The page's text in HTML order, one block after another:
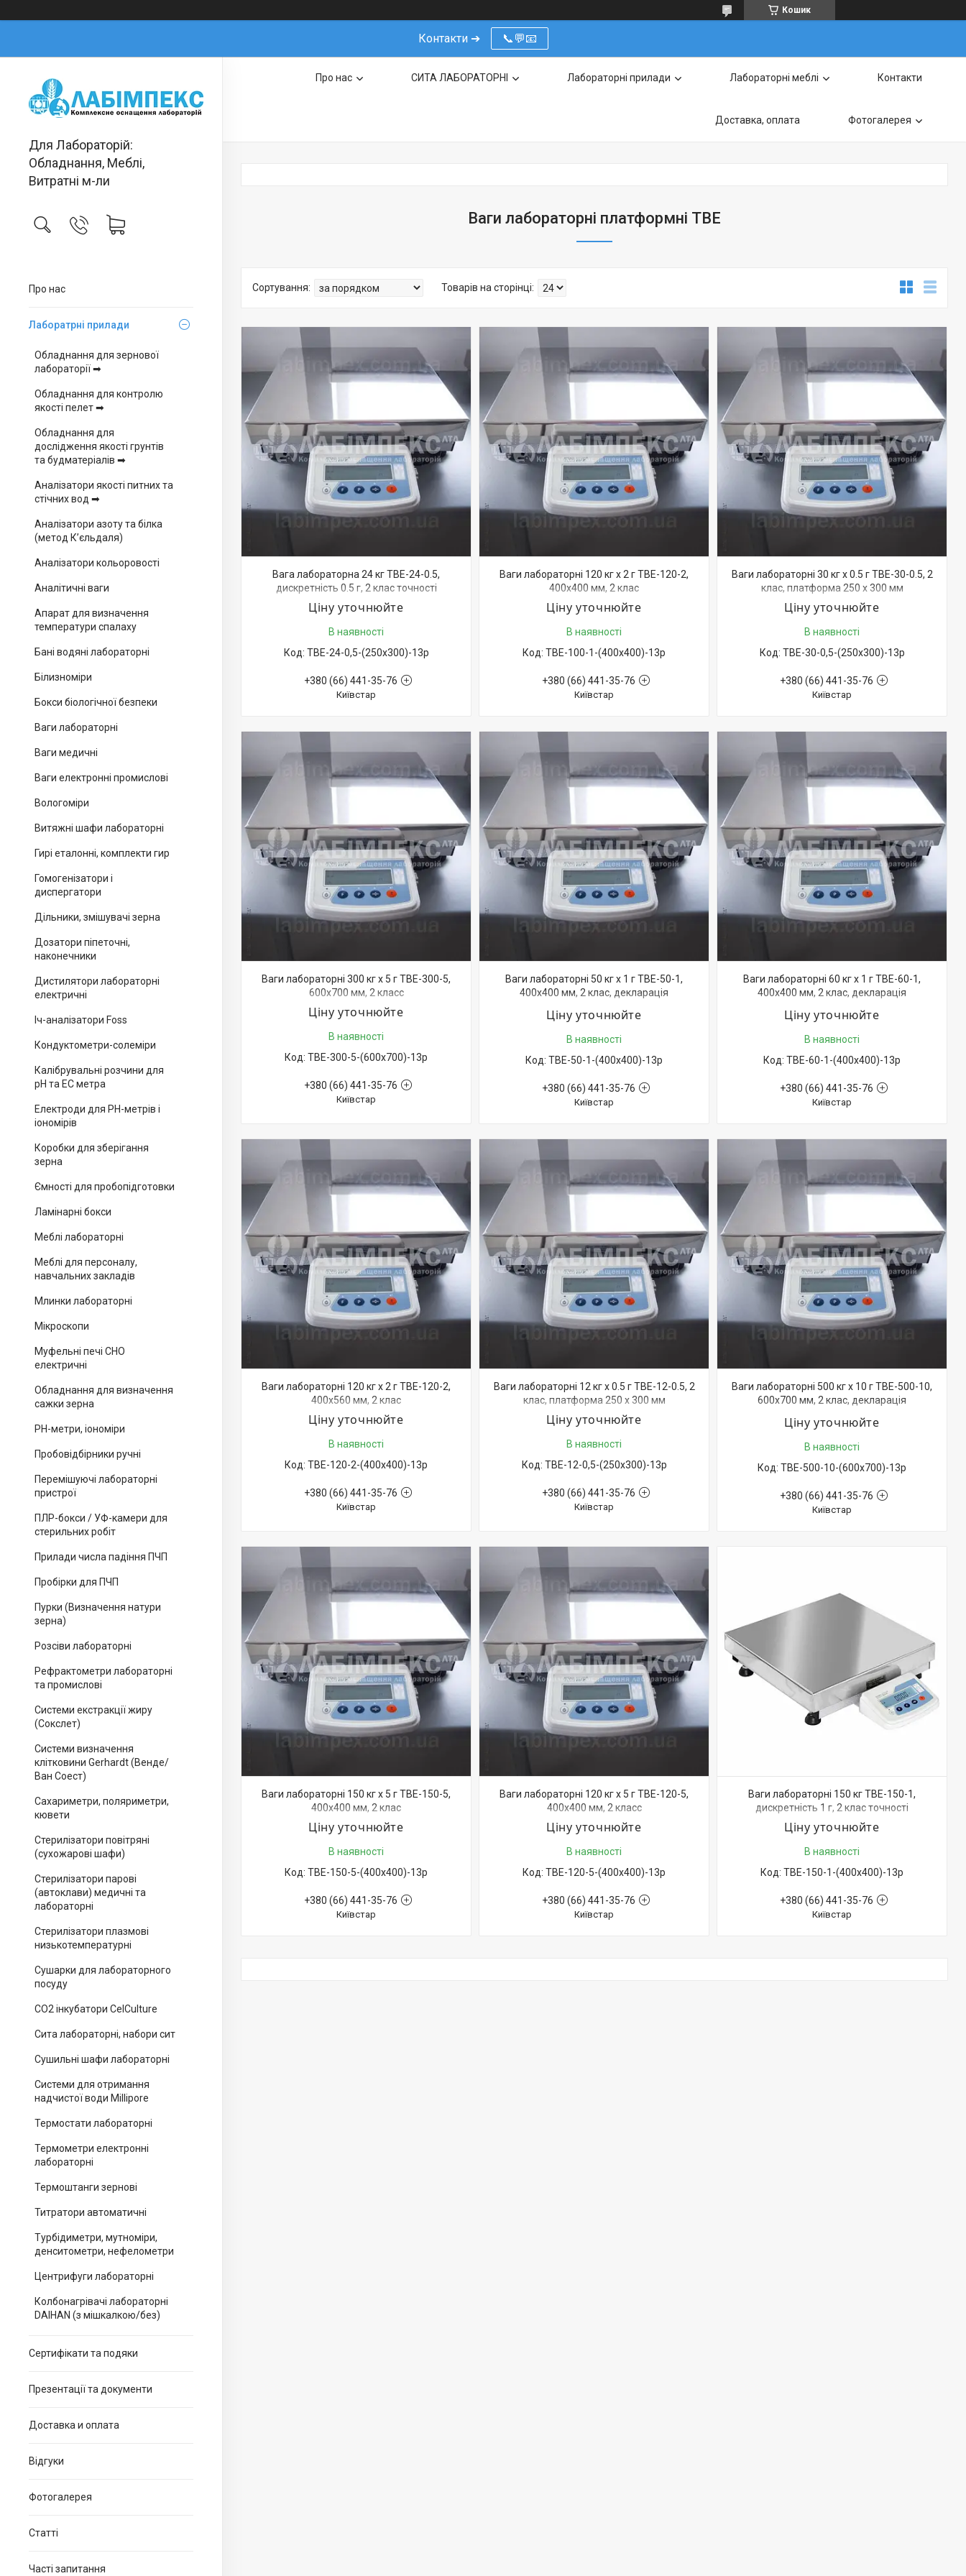
Кошик
Контакти ➔ 📞💬📧
Для Лабораторій:
Обладнання, Меблі,
Витратні м-ли
Про нас
Лаборатрні прилади
Обладнання для зернової
лабораторії ➡
Обладнання для контролю
якості пелет ➡
Обладнання для
дослідження якості грунтів
та будматеріалів ➡
Аналізатори якості питних та
стічних вод ➡
Аналізатори азоту та білка
(метод К’єльдаля)
Аналізатори кольоровості
Аналітичні ваги
Апарат для визначення
температури спалаху
Бані водяні лабораторні
Білизноміри
Бокси біологічної безпеки
Ваги лабораторні
Ваги медичні
Ваги електронні промислові
Вологоміри
Витяжні шафи лабораторні
Гирі еталонні, комплекти гир
Гомогенізатори і
диспергатори
Дільники, змішувачі зерна
Дозатори піпеточні,
наконечники
Дистилятори лабораторні
електричні
Іч-аналізатори Foss
Кондуктометри-солеміри
Калібрувальні розчини для
pH та EC метра
Електроди для PH-метрів і
іономірів
Коробки для зберігання
зерна
Ємності для пробопідготовки
Ламінарні бокси
Меблі лабораторні
Меблі для персоналу,
навчальних закладів
Млинки лабораторні
Мікроскопи
Муфельні печі СНО
електричні
Обладнання для визначення
сажки зерна
PH-метри, іономіри
Пробовідбірники ручні
Перемішуючі лабораторні
пристрої
ПЛР-бокси / УФ-камери для
стерильних робіт
Прилади числа падіння ПЧП
Пробірки для ПЧП
Пурки (Визначення натури
зерна)
Розсіви лабораторні
Рефрактометри лабораторні
та промислові
Системи екстракції жиру
(Сокслет)
Системи визначення
клітковини Gerhardt (Венде/
Ван Соест)
Сахариметри, поляриметри,
кювети
Стерилізатори повітряні
(сухожарові шафи)
Стерилізатори парові
(автоклави) медичні та
лабораторні
Стерилізатори плазмові
низькотемпературні
Сушарки для лабораторного
посуду
CO2 інкубатори CelCulture
Сита лабораторні, набори сит
Сушильні шафи лабораторні
Системи для отримання
надчистої води Millipore
Термостати лабораторні
Термометри електронні
лабораторні
Термоштанги зернові
Титратори автоматичні
Турбідиметри, мутноміри,
денситометри, нефелометри
Центрифуги лабораторні
Колбонагрівачі лабораторні
DAIHAN (з мішкалкою/без)
Сертифікати та подяки
Презентації та документи
Доставка и оплата
Відгуки
Фотогалерея
Статті
Часті запитання
Про нас СИТА ЛАБОРАТОРНІ Лабораторні прилади Лабораторні меблі Контакти
Доставка, оплата Фотогалерея
Ваги лабораторні платформні ТВЕ
Вага лабораторна 24 кг ТВЕ-24-0.5,
дискретність 0.5 г, 2 клас точності
Ціну уточнюйте
В наявності
ТВЕ-24-0,5-(250х300)-13р
+380 (66) 441-35-76
Київстар
Ваги лабораторні 120 кг х 2 г ТВЕ-120-2,
400х400 мм, 2 клас
Ціну уточнюйте
В наявності
ТВЕ-100-1-(400х400)-13р
+380 (66) 441-35-76
Київстар
Ваги лабораторні 30 кг х 0.5 г ТВЕ-30-0.5, 2
клас, платформа 250 х 300 мм
Ціну уточнюйте
В наявності
ТВЕ-30-0,5-(250х300)-13р
+380 (66) 441-35-76
Київстар
Ваги лабораторні 300 кг х 5 г ТВЕ-300-5,
600х700 мм, 2 класс
Ціну уточнюйте
В наявності
ТВЕ-300-5-(600х700)-13р
+380 (66) 441-35-76
Київстар
Ваги лабораторні 50 кг х 1 г ТВЕ-50-1,
400х400 мм, 2 клас, декларація
Ціну уточнюйте
В наявності
ТВЕ-50-1-(400х400)-13р
+380 (66) 441-35-76
Київстар
Ваги лабораторні 60 кг х 1 г ТВЕ-60-1,
400х400 мм, 2 клас, декларація
Ціну уточнюйте
В наявності
ТВЕ-60-1-(400х400)-13р
+380 (66) 441-35-76
Київстар
Ваги лабораторні 120 кг х 2 г ТВЕ-120-2,
400х560 мм, 2 клас
Ціну уточнюйте
В наявності
ТВЕ-120-2-(400х400)-13р
+380 (66) 441-35-76
Київстар
Ваги лабораторні 12 кг х 0.5 г ТВЕ-12-0.5, 2
клас, платформа 250 х 300 мм
Ціну уточнюйте
В наявності
ТВЕ-12-0,5-(250х300)-13р
+380 (66) 441-35-76
Київстар
Ваги лабораторні 500 кг х 10 г ТВЕ-500-10,
600х700 мм, 2 клас, декларація
Ціну уточнюйте
В наявності
ТВЕ-500-10-(600х700)-13р
+380 (66) 441-35-76
Київстар
Ваги лабораторні 150 кг х 5 г ТВЕ-150-5,
400х400 мм, 2 клас
Ціну уточнюйте
В наявності
ТВЕ-150-5-(400х400)-13р
+380 (66) 441-35-76
Київстар
Ваги лабораторні 120 кг х 5 г ТВЕ-120-5,
400х400 мм, 2 класс
Ціну уточнюйте
В наявності
ТВЕ-120-5-(400х400)-13р
+380 (66) 441-35-76
Київстар
Ваги лабораторні 150 кг ТВЕ-150-1,
дискретність 1 г, 2 клас точності
Ціну уточнюйте
В наявності
ТВЕ-150-1-(400х400)-13р
+380 (66) 441-35-76
Київстар